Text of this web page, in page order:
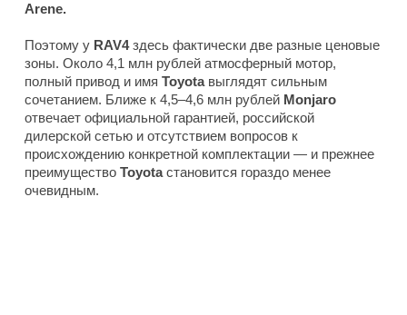
Arene.
Поэтому у RAV4здесь фактически две разные ценовые
зоны. Около 4,1 млн рублей атмосферный мотор,
полный привод и имя Toyotaвыглядят сильным
сочетанием. Ближе к 4,5–4,6 млн рублей Monjaro
отвечает официальной гарантией, российской
дилерской сетью и отсутствием вопросов к
происхождению конкретной комплектации — и прежнее
преимущество Toyotaстановится гораздо менее
очевидным.